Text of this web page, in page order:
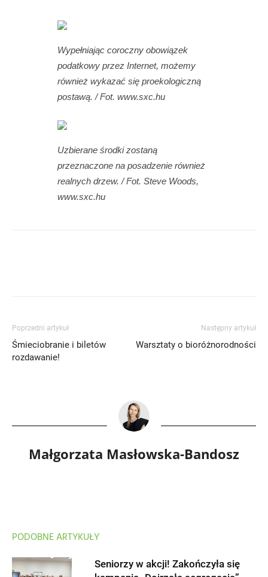
Wypełniając coroczny obowiązek
podatkowy przez Internet, możemy
również wykazać się proekologiczną
postawą. / Fot. www.sxc.hu
Uzbierane środki zostaną
przeznaczone na posadzenie również
realnych drzew. / Fot. Steve Woods,
www.sxc.hu
Poprzedni artykuł
Śmieciobranie i biletów
rozdawanie!
Następny artykuł
Warsztaty o bioróżnorodności
Małgorzata Masłowska-Bandosz
PODOBNE ARTYKUŁY
Seniorzy w akcji! Zakończyła się